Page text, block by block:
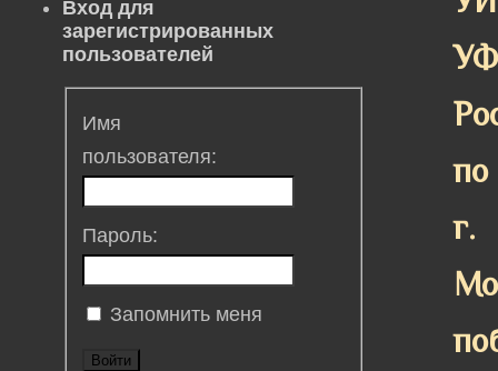
по
г.
Вход для
зарегистрированных
пользователей
Имя
пользователя:
Пароль:
Запомнить меня
Войти